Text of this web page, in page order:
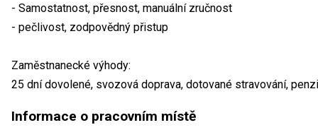
- Samostatnost, přesnost, manuální zručnost
- pečlivost, zodpovědný přistup
Zaměstnanecké výhody:
25 dní dovolené, svozová doprava, dotované stravování,
Informace o pracovním místě